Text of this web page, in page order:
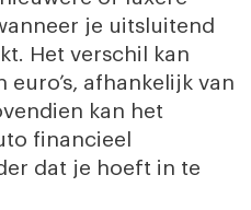
je uitsluitend
Het verschil kan
afhankelijk van
kan het
financieel
dat je hoeft in te